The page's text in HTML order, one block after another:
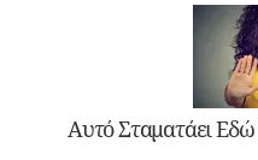
Αυτό Σταματάει Εδώ